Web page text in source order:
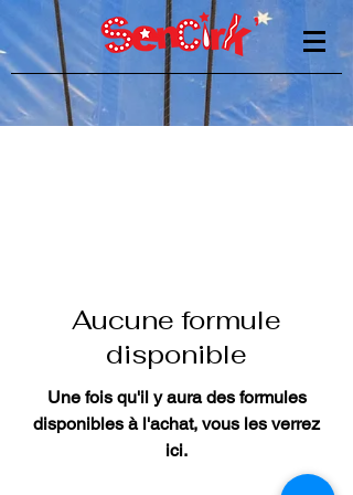
Aucune formule
disponible
Une fois qu'il y aura des formules
disponibles à l'achat, vous les verrez
ici.